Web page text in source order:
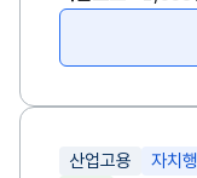
산업고용
자치